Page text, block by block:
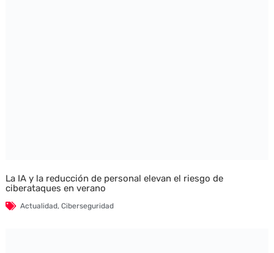
La IA y la reducción de personal elevan el riesgo de
ciberataques en verano
Actualidad, Ciberseguridad